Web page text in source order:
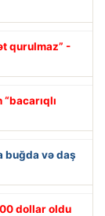
qurulmaz” -
buğda və daş
dollar oldu